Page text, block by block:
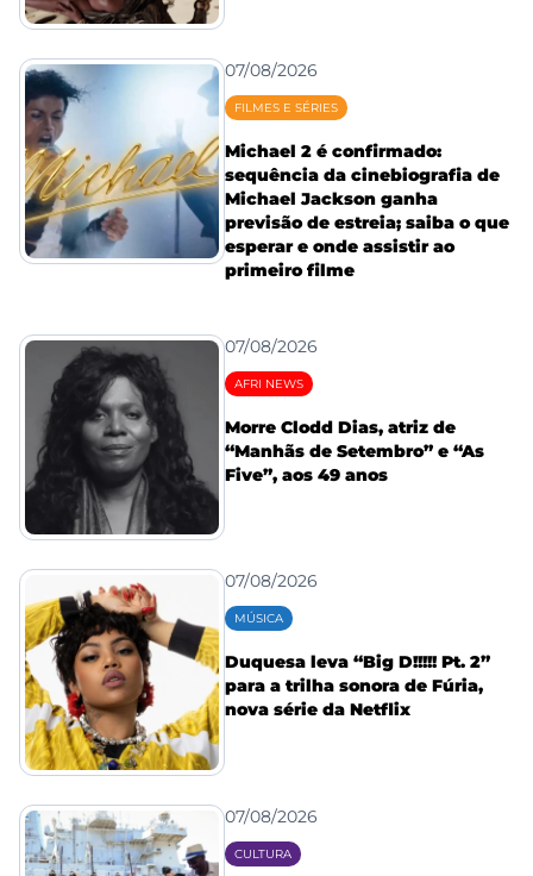
07/08/2026
FILMES E SÉRIES
Michael 2 é confirmado:
sequência da cinebiografia de
Michael Jackson ganha
previsão de estreia; saiba o que
esperar e onde assistir ao
primeiro filme
07/08/2026
AFRI NEWS
Morre Clodd Dias, atriz de
“Manhãs de Setembro” e “As
Five”, aos 49 anos
07/08/2026
MÚSICA
Duquesa leva “Big D!!!!! Pt. 2”
para a trilha sonora de Fúria,
nova série da Netflix
07/08/2026
CULTURA